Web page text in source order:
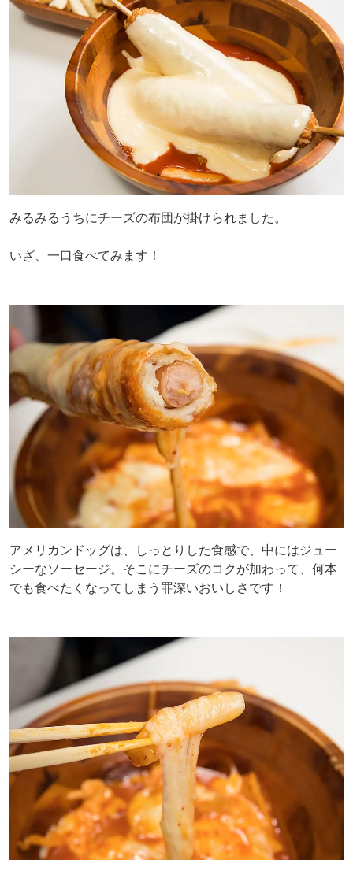
みるみるうちにチーズの布団が掛けられました。
いざ、一口食べてみます！
アメリカンドッグは、しっとりした食感で、中にはジュー
シーなソーセージ。そこにチーズのコクが加わって、何本
でも食べたくなってしまう罪深いおいしさです！